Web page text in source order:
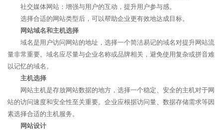
社交媒体网站：增强与用户的互动，提升用户参与感。
选择合适的网站类型后，可以帮助企业更有效地达成目标。
网站域名和主机选择
域名是用户访问网站的地址，选择一个简洁易记的域名对提升网站流
量非常重要。域名应尽量与企业名称或品牌相关，避免使用复杂或拼音难
以记忆的域名。
主机选择
网站主机是存放网站数据的地方，选择一个稳定、安全的主机对于网
站的访问速度和安全性至关重要。企业应根据访问量、数据存储需求等因
素选择合适的主机服务。
网站设计